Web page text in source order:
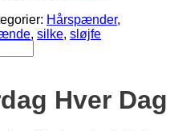
Hårspænder,
, silke, sløjfe
Hver Dag